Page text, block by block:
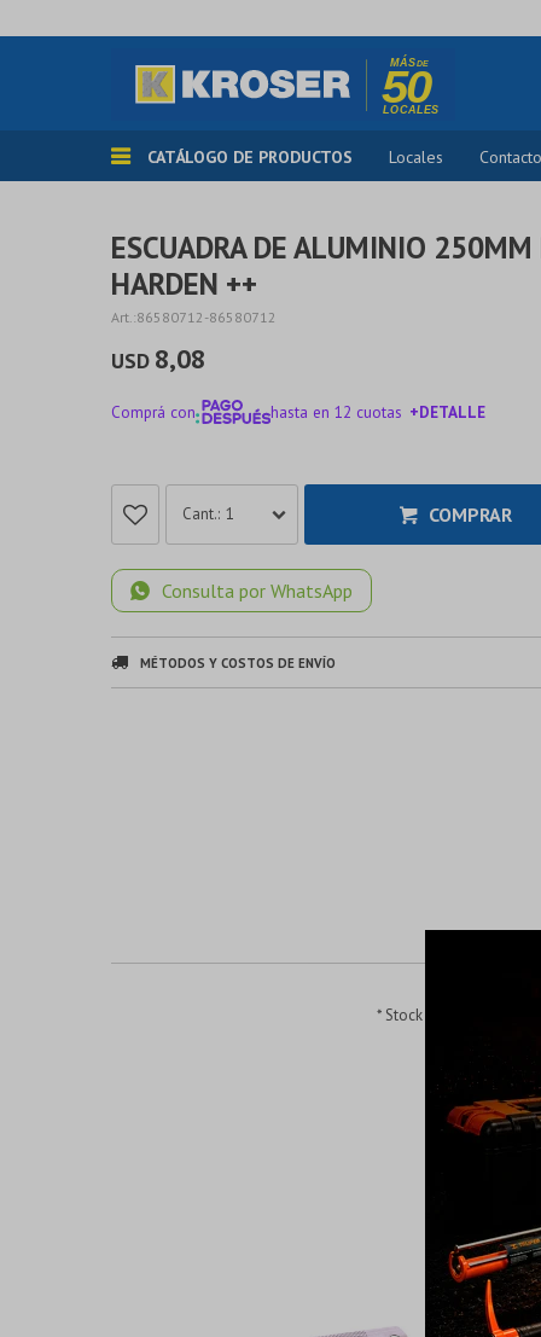
CATÁLOGO DE PRODUCTOS Locales Contacto
ESCUADRA DE ALUMINIO 250MM
HARDEN ++
86580712-86580712
USD 8,08
Comprá con hasta en 12 cuotas +DETALLE
1 COMPRAR
Consulta por WhatsApp
MÉTODOS Y COSTOS DE ENVÍO
* Stock de aluminio de